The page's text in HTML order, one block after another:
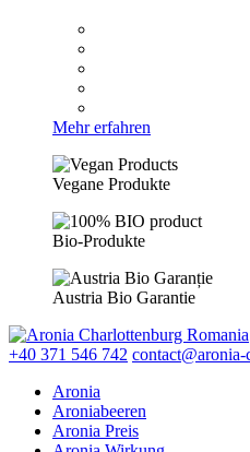
Mehr erfahren
Vegane Produkte
Bio-Produkte
Austria Bio Garantie
+40 371 546 742
Aronia
Aroniabeeren
Aronia Preis